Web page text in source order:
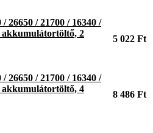
26650 / 21700 / 16340 /
akkumulátortöltő, 2
5 022 Ft
26650 / 21700 / 16340 /
akkumulátortöltő, 4
8 486 Ft